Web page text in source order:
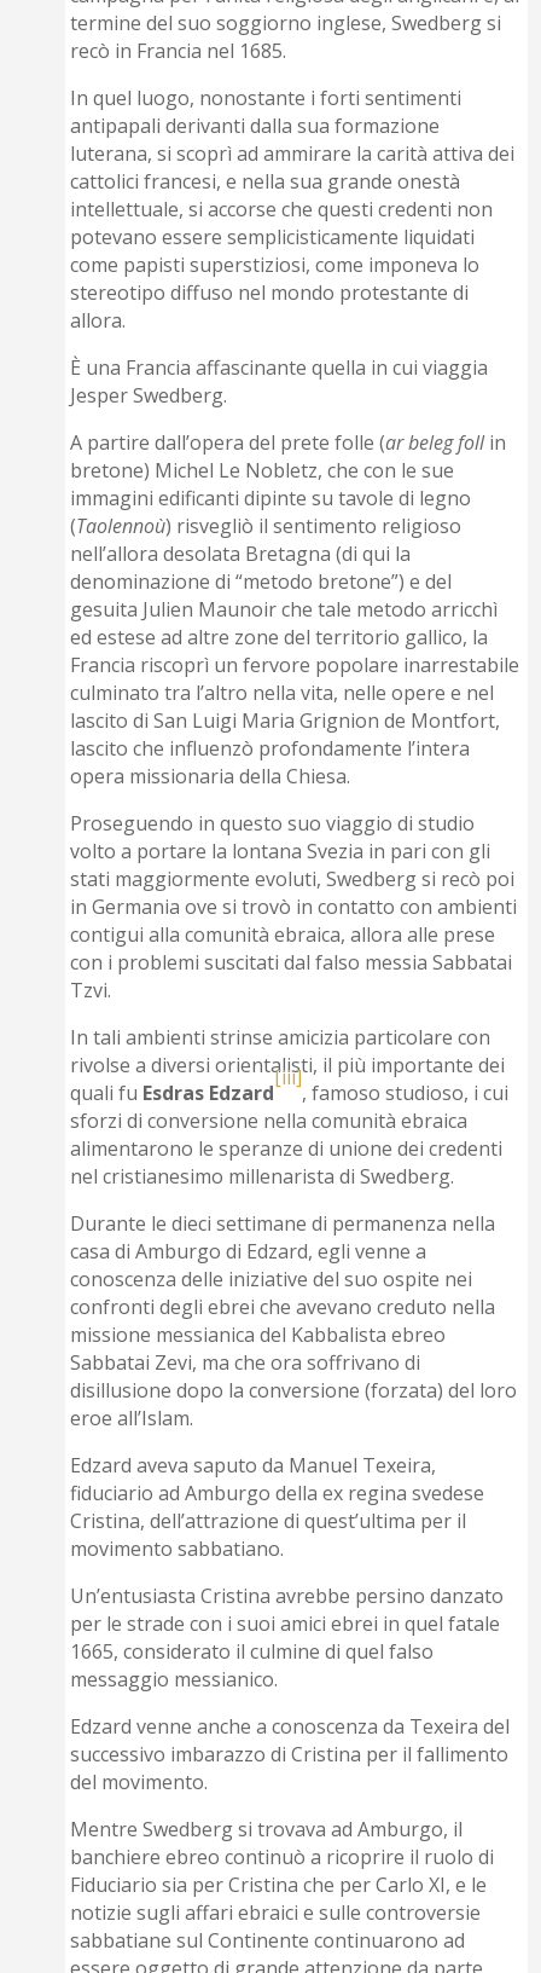
termine del suo soggiorno inglese, Swedberg si
recò in Francia nel 1685.
In quel luogo, nonostante i forti sentimenti
antipapali derivanti dalla sua formazione
luterana, si scoprì ad ammirare la carità attiva dei
cattolici francesi, e nella sua grande onestà
intellettuale, si accorse che questi credenti non
potevano essere semplicisticamente liquidati
come papisti superstiziosi, come imponeva lo
stereotipo diffuso nel mondo protestante di
allora.
È una Francia affascinante quella in cui viaggia
Jesper Swedberg.
A partire dall’opera del prete folle (ar beleg follin
bretone) Michel Le Nobletz, che con le sue
immagini edificanti dipinte su tavole di legno
(Taolennoù) risvegliò il sentimento religioso
nell’allora desolata Bretagna (di qui la
denominazione di “metodo bretone”) e del
gesuita Julien Maunoir che tale metodo arricchì
ed estese ad altre zone del territorio gallico, la
Francia riscoprì un fervore popolare inarrestabile
culminato tra l’altro nella vita, nelle opere e nel
lascito di San Luigi Maria Grignion de Montfort,
lascito che influenzò profondamente l’intera
opera missionaria della Chiesa.
Proseguendo in questo suo viaggio di studio
volto a portare la lontana Svezia in pari con gli
stati maggiormente evoluti, Swedberg si recò poi
in Germania ove si trovò in contatto con ambienti
contigui alla comunità ebraica, allora alle prese
con i problemi suscitati dal falso messia Sabbatai
Tzvi.
In tali ambienti strinse amicizia particolare con
rivolse a diversi orientalisti, il più importante dei
quali fu Esdras Edzard
[iii]
, famoso studioso, i cui
sforzi di conversione nella comunità ebraica
alimentarono le speranze di unione dei credenti
nel cristianesimo millenarista di Swedberg.
Durante le dieci settimane di permanenza nella
casa di Amburgo di Edzard, egli venne a
conoscenza delle iniziative del suo ospite nei
confronti degli ebrei che avevano creduto nella
missione messianica del Kabbalista ebreo
Sabbatai Zevi, ma che ora soffrivano di
disillusione dopo la conversione (forzata) del loro
eroe all’Islam.
Edzard aveva saputo da Manuel Texeira,
fiduciario ad Amburgo della ex regina svedese
Cristina, dell’attrazione di quest’ultima per il
movimento sabbatiano.
Un’entusiasta Cristina avrebbe persino danzato
per le strade con i suoi amici ebrei in quel fatale
1665, considerato il culmine di quel falso
messaggio messianico.
Edzard venne anche a conoscenza da Texeira del
successivo imbarazzo di Cristina per il fallimento
del movimento.
Mentre Swedberg si trovava ad Amburgo, il
banchiere ebreo continuò a ricoprire il ruolo di
Fiduciario sia per Cristina che per Carlo XI, e le
notizie sugli affari ebraici e sulle controversie
sabbatiane sul Continente continuarono ad